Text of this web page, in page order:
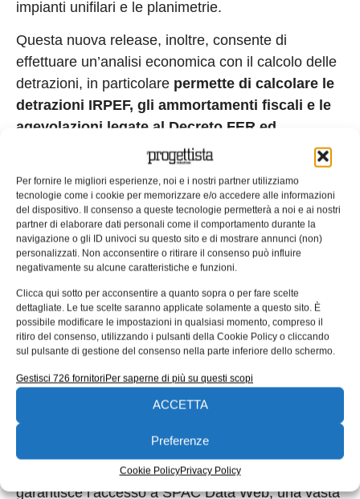
Per fornire le migliori esperienze, noi e i nostri partner utilizziamo
tecnologie come i cookie per memorizzare e/o accedere alle informazioni
del dispositivo. Il consenso a queste tecnologie permetterà a noi e ai nostri
partner di elaborare dati personali come il comportamento durante la
navigazione o gli ID univoci su questo sito e di mostrare annunci (non)
personalizzati. Non acconsentire o ritirare il consenso può influire
negativamente su alcune caratteristiche e funzioni.
Clicca qui sotto per acconsentire a quanto sopra o per fare scelte
dettagliate. Le tue scelte saranno applicate solamente a questo sito. È
possibile modificare le impostazioni in qualsiasi momento, compreso il
ritiro del consenso, utilizzando i pulsanti della Cookie Policy o cliccando
sul pulsante di gestione del consenso nella parte inferiore dello schermo.
Gestisci 726 fornitoriPer saperne di più su questi scopi
ACCETTA
Preferenze
Cookie PolicyPrivacy Policy
impianti unifilari e le planimetrie.
Questa nuova release, inoltre, consente di
effettuare un’analisi economica con il calcolo delle
detrazioni, in particolare permette di calcolare le
detrazioni IRPEF, gli ammortamenti fiscali e le
agevolazioni legate al Decreto FER ed
Ecobonus 110% e generare automaticamente
un file Excel e un grafico con il flusso di cassa
dell’investimento, il Payback e il ricavo totale.
Il software permette di stampare i documenti in un
unico dossier che contiene il disegno dell’impianto,
le relazioni tecniche ed economiche, inoltre, si
possono inserire i PDF dei materiali e dello
schema elettrico in un unico file di progetto.
Un database sempre
aggiornato con l’accesso
a SPAC Data Web
Con SPAC EasySol 23 l’utente può godere di un
database sempre aggiornato. Il software, infatti,
garantisce l’accesso a SPAC Data Web, una vasta